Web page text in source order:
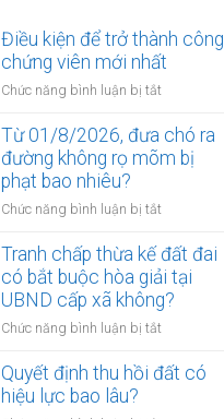
Điều kiện để trở thành công
chứng viên mới nhất
Chức năng bình luận bị tắt
kiện
để
công
viên
mới
nhất
Từ 01/8/2026, đưa chó ra
đường không rọ mõm bị
phạt bao nhiêu?
Chức năng bình luận bị tắt
01/8/2026,
đưa
chó
ra
đường
rọ
Tranh chấp thừa kế đất đai
có bắt buộc hòa giải tại
UBND cấp xã không?
Chức năng bình luận bị tắt
chấp
Quyết định thu hồi đất có
hiệu lực bao lâu?